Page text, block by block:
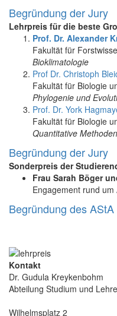
Begründung der Jury
Lehrpreis für die beste
Prof. Dr. Alexander
Fakultät für
Bioklimatologie
Prof Dr. Christoph
Fakultät für Biologie
Phylogenie und
Prof. Dr. York
Fakultät für Biologie
Quantitative
Begründung der Jury
Sonderpreis der
Frau Sarah Böger
Engagement rund
Begründung des AStA
Kontakt
Dr. Gudula Kreykenbohm
Abteilung Studium und Lehre
Wilhelmsplatz 2